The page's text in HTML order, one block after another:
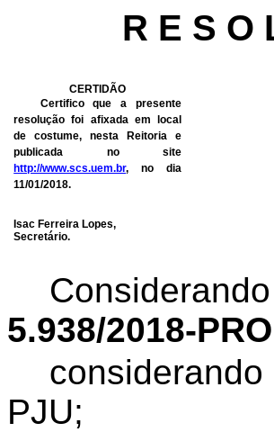
R E S O
CERTIDÃO
Certifico que a presente
resolução foi afixada em local
de costume, nesta Reitoria e
publicada no site
http://www.scs.uem.br, no dia
11/01/2018.
Isac Ferreira Lopes,
Secretário.
5.938/2018-PRO
considerando
PJU;